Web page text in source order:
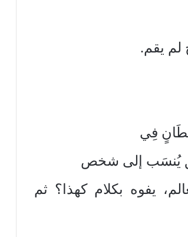
لم يقم.
فِي
يفوه بكلام كهذا؟ ثم